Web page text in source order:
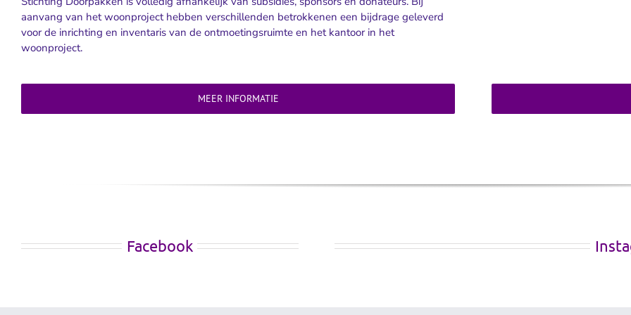
aanvang van het woonproject hebben verschillenden betrokkenen een bijdrage geleverd
voor de inrichting en inventaris van de ontmoetingsruimte en het kantoor in het
woonproject.
MEER INFORMATIE
Facebook